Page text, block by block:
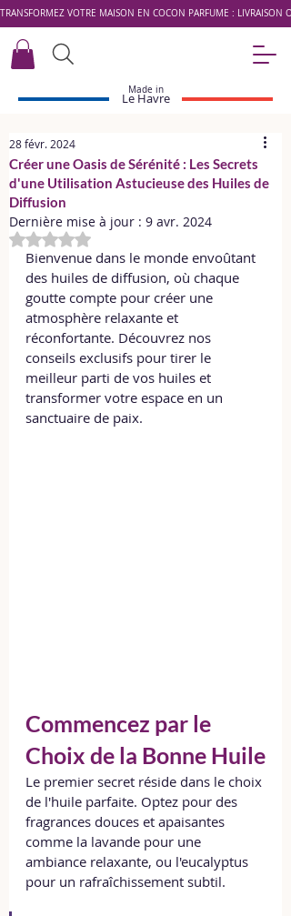
TRANSFORMEZ VOTRE MAISON EN COCON PARFUMÉ : LIVRAISON
Made in
Le Havre
Créer une Oasis de Sérénité : Les Secrets
d'une Utilisation Astucieuse des Huiles de
Diffusion
28 févr. 2024
Dernière mise à jour : 9 avr. 2024
Noté NaN étoiles sur 5.
Bienvenue dans le monde envoûtant
des huiles de diffusion, où chaque
goutte compte pour créer une
atmosphère relaxante et
réconfortante. Découvrez nos
conseils exclusifs pour tirer le
meilleur parti de vos huiles et
transformer votre espace en un
sanctuaire de paix.
Commencez par le
Choix de la Bonne Huile
Le premier secret réside dans le choix
de l'huile parfaite. Optez pour des
fragrances douces et apaisantes
comme la lavande pour une
ambiance relaxante, ou l'eucalyptus
pour un rafraîchissement subtil.